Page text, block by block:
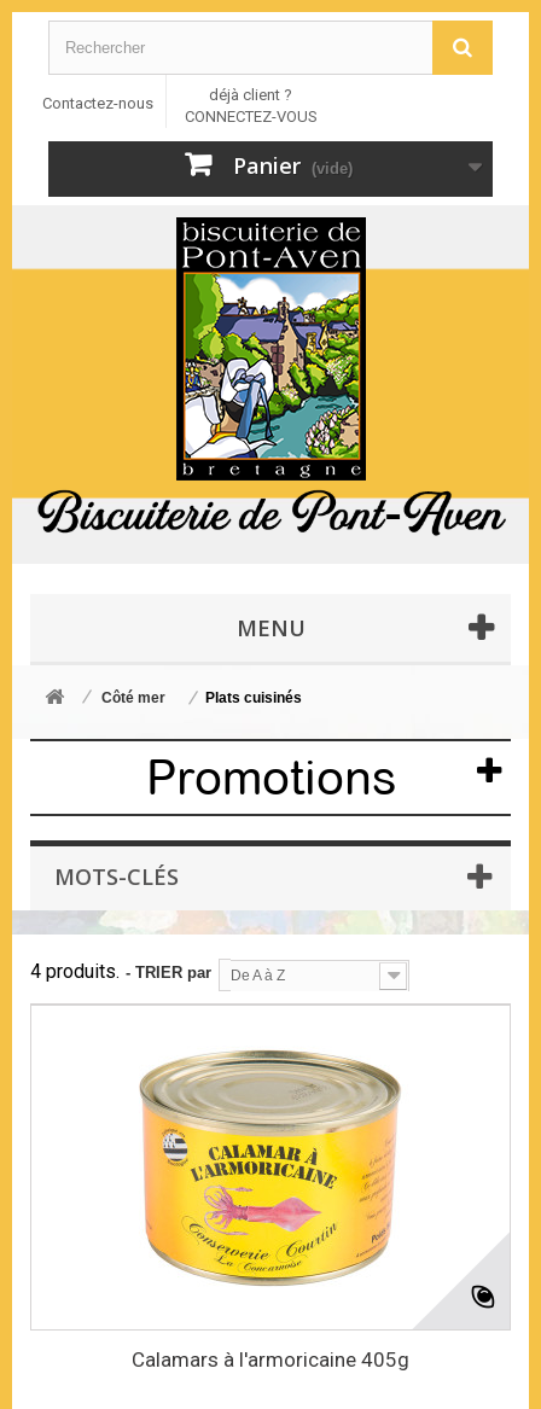
Contactez-nous
déjà client ?
CONNECTEZ-VOUS
Panier (vide)
MENU
Côté mer Plats cuisinés
Promotions
MOTS-CLÉS
4 produits. - TRIER par De A à Z
Calamars à l'armoricaine 405g